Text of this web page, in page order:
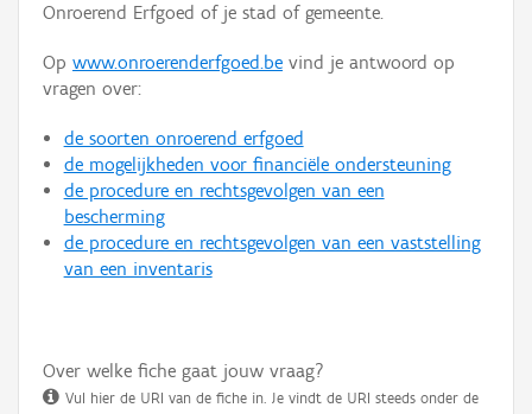
Aanmelden
Onroerend Erfgoed of je stad of gemeente.
Op www.onroerenderfgoed.be vind je antwoord op
vragen over:
de soorten onroerend erfgoed
de mogelijkheden voor financiële ondersteuning
de procedure en rechtsgevolgen van een
bescherming
de procedure en rechtsgevolgen van een vaststelling
van een inventaris
Over welke fiche gaat jouw vraag?
Vul hier de URI van de fiche in. Je vindt de URI steeds onder de